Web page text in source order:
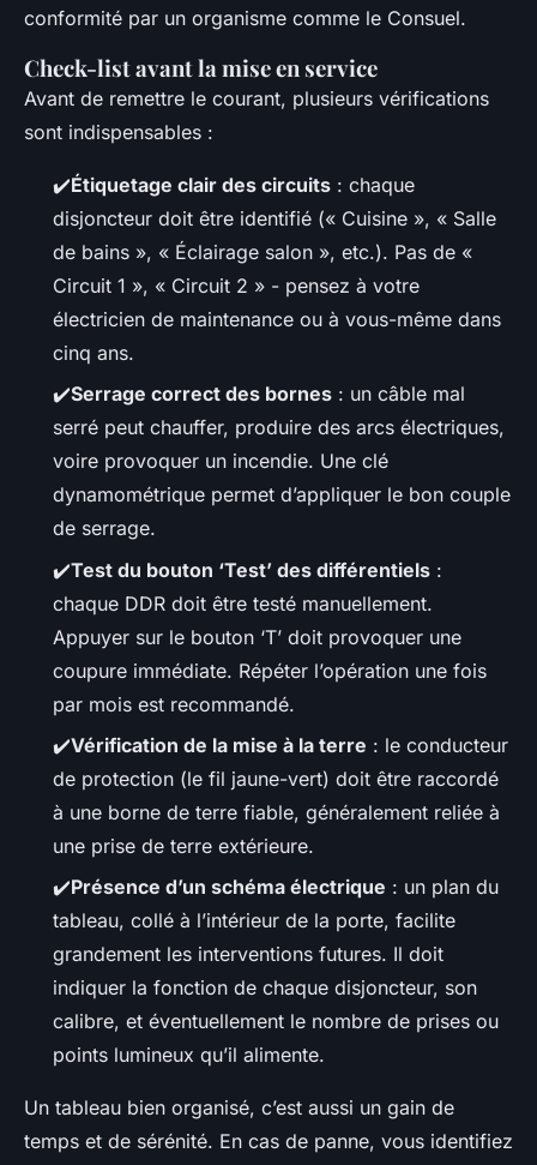
conformité par un organisme comme le Consuel.
Check-list avant la mise en service
Avant de remettre le courant, plusieurs vérifications
sont indispensables :
✔️Étiquetage clair des circuits : chaque
disjoncteur doit être identifié (« Cuisine », « Salle
de bains », « Éclairage salon », etc.). Pas de «
Circuit 1 », « Circuit 2 » - pensez à votre
électricien de maintenance ou à vous-même dans
cinq ans.
✔️Serrage correct des bornes : un câble mal
serré peut chauffer, produire des arcs électriques,
voire provoquer un incendie. Une clé
dynamométrique permet d’appliquer le bon couple
de serrage.
✔️Test du bouton ‘Test’ des différentiels :
chaque DDR doit être testé manuellement.
Appuyer sur le bouton ‘T’ doit provoquer une
coupure immédiate. Répéter l’opération une fois
par mois est recommandé.
✔️Vérification de la mise à la terre : le conducteur
de protection (le fil jaune-vert) doit être raccordé
à une borne de terre fiable, généralement reliée à
une prise de terre extérieure.
✔️Présence d’un schéma électrique : un plan du
tableau, collé à l’intérieur de la porte, facilite
grandement les interventions futures. Il doit
indiquer la fonction de chaque disjoncteur, son
calibre, et éventuellement le nombre de prises ou
points lumineux qu’il alimente.
Un tableau bien organisé, c’est aussi un gain de
temps et de sérénité. En cas de panne, vous identifiez